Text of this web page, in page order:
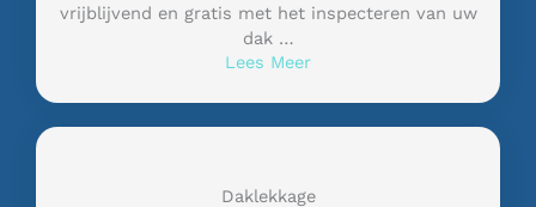
vrijblijvend en gratis met het inspecteren van uw
dak …
Lees Meer
Daklekkage